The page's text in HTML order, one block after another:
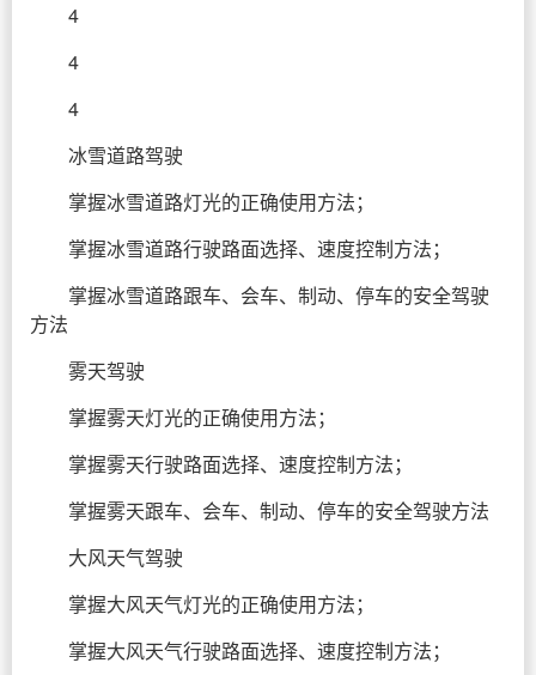
4
4
4
冰雪道路驾驶
掌握冰雪道路灯光的正确使用方法；
掌握冰雪道路行驶路面选择、速度控制方法；
掌握冰雪道路跟车、会车、制动、停车的安全驾驶
方法
雾天驾驶
掌握雾天灯光的正确使用方法；
掌握雾天行驶路面选择、速度控制方法；
掌握雾天跟车、会车、制动、停车的安全驾驶方法
大风天气驾驶
掌握大风天气灯光的正确使用方法；
掌握大风天气行驶路面选择、速度控制方法；